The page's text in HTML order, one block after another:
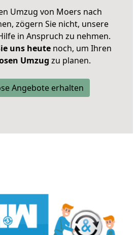
Umzug von Moers nach
zögern Sie nicht, unsere
in Anspruch zu nehmen.
uns heutenoch, um Ihren
Umzug zu planen.
Angebote erhalten